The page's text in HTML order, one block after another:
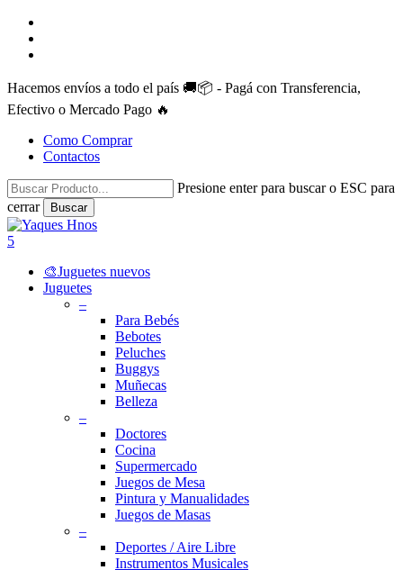
Skip
main
Hacemos envíos a todo el país 🚚📦 - Pagá con Transferencia,
Efectivo o Mercado Pago 🔥
Como Comprar
Contactos
Presione enter para buscar o ESC para
cerrar
Buscar
Close
Search
search
account
5
🎨Juguetes nuevos
Juguetes
–
Para Bebés
Bebotes
Peluches
Buggys
Muñecas
Belleza
–
Doctores
Cocina
Supermercado
Juegos de Mesa
Pintura y Manualidades
Juegos de Masas
–
Deportes / Aire Libre
Instrumentos Musicales